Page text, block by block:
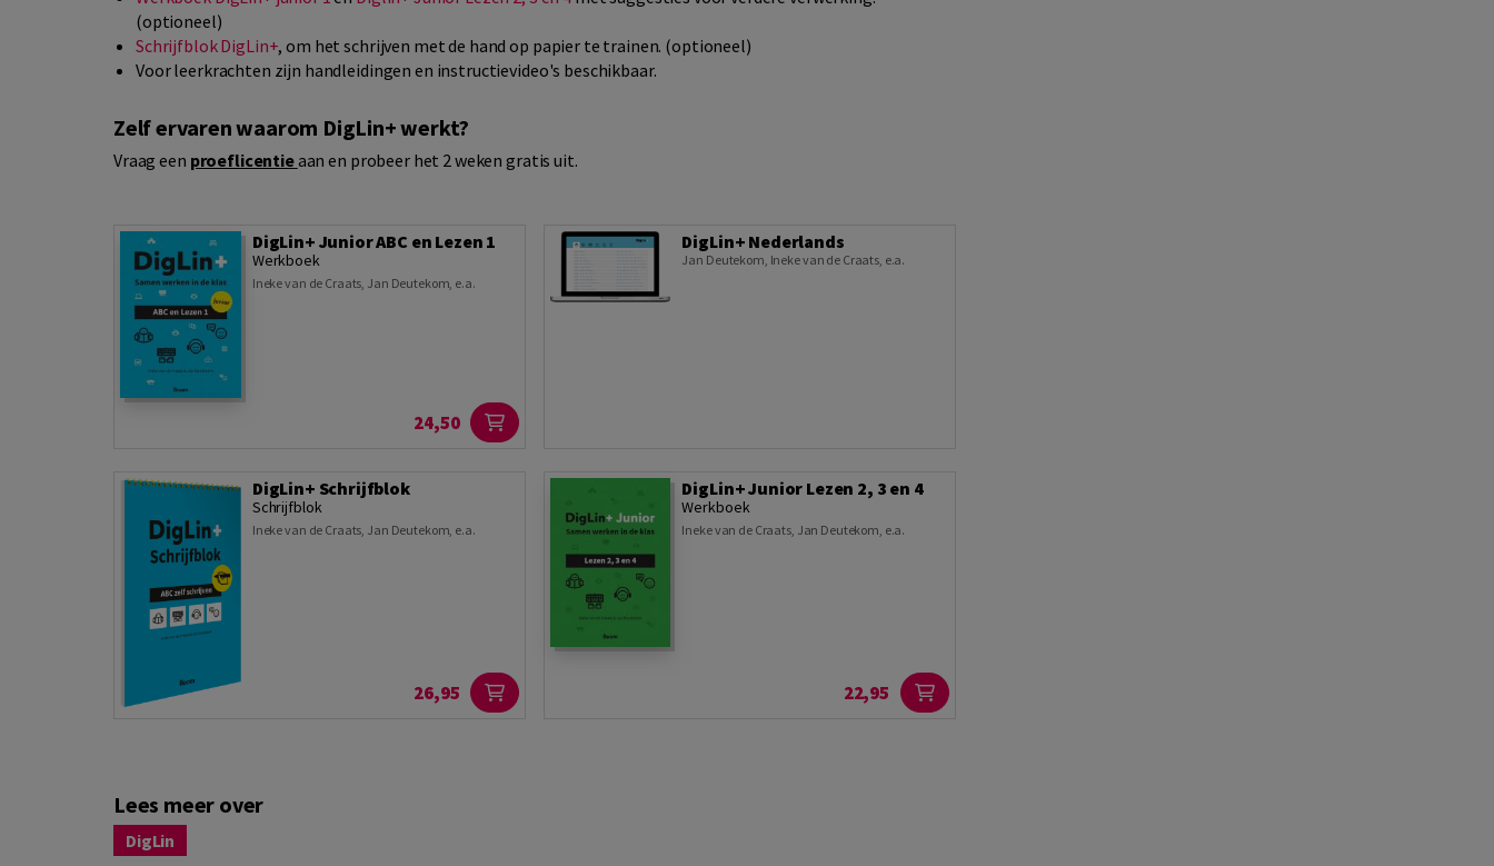
(optioneel)
Schrijfblok DigLin+, om het schrijven met de hand op papier te trainen. (optioneel)
Voor leerkrachten zijn handleidingen en instructievideo's beschikbaar.
Zelf ervaren waarom DigLin+ werkt?
Vraag een proeflicentieaan en probeer het 2 weken gratis uit.
DigLin+ Junior ABC en Lezen 1
Ineke van de Craats, Jan Deutekom, e.a.
Werkboek
24,50
DigLin+ Nederlands
Jan Deutekom Ineke van de Craats e.a.
DigLin+ Schrijfblok
Ineke van de Craats, Jan Deutekom, e.a.
Schrijfblok
26,95
DigLin+ Junior Lezen 2, 3 en 4
Ineke van de Craats, Jan Deutekom, e.a.
Werkboek
22,95
Lees meer over
DigLin